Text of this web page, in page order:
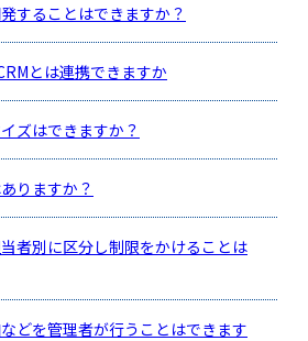
することはできますか？
とは連携できますか
ズはできますか？
りますか？
者別に区分し制限をかけることは
どを管理者が行うことはできます